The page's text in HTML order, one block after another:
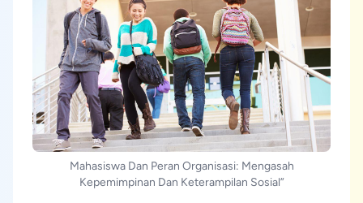
Mahasiswa Dan Peran Organisasi: Mengasah
Kepemimpinan Dan Keterampilan Sosial”